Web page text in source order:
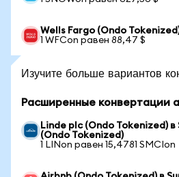
Wells Fargo (Ondo
1 WFCon равен 88,47 $
Изучите больше вариантов
Расширенные конвертации
Linde plc (Ondo Tokenized)
(Ondo Tokenized)
1 LINon равен 15,4781 SMCIon